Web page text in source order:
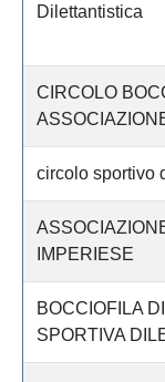
Dilettantistica
CIRCOLO
circolo sportivo
IMPERIESE
BOCCIOFILA
SPORTIVA